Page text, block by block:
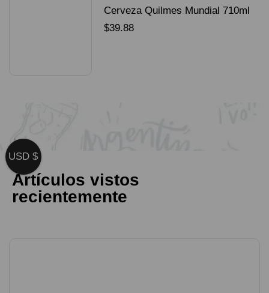
Cerveza Quilmes Mundial 710ml
packX4
$39.88
Artículos vistos
recientemente
USD $